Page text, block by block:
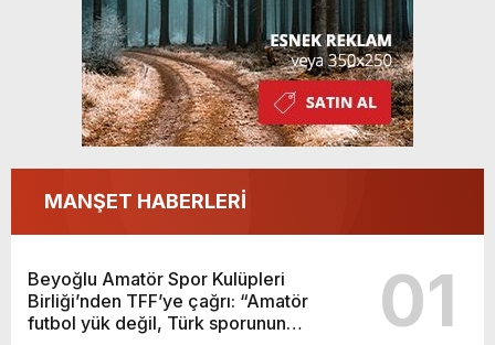
MANŞET HABERLERİ
Beyoğlu Amatör Spor Kulüpleri
Birliği’nden TFF’ye çağrı: “Amatör
futbol yük değil, Türk sporunun
01